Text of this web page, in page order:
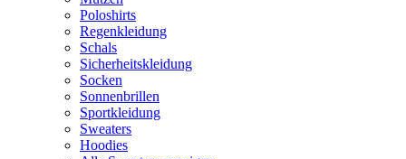
Poloshirts
Regenkleidung
Schals
Sicherheitskleidung
Socken
Sonnenbrillen
Sportkleidung
Sweaters
Hoodies